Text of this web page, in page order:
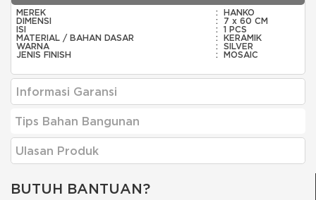
MEREK : HANKO
DIMENSI
: 7 x 60 CM
ISI
: 1 PCS
MATERIAL / BAHAN DASAR
: KERAMIK
WARNA
: SILVER
JENIS FINISH
: MOSAIC
Informasi Garansi
Tips Bahan Bangunan
Ulasan Produk
BUTUH BANTUAN?